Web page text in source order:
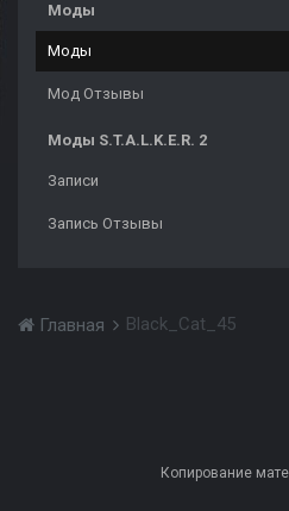
Моды
Моды
Мод Отзывы
Моды S.T.A.L.K.E.R. 2
Записи
Запись Отзывы
Главная Black_Cat_45
Копирование